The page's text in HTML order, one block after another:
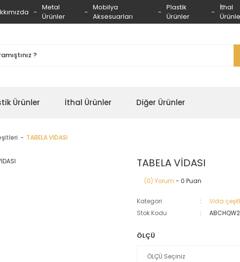
Metal
Ürünler
Mobilya
Aksesuarları
Plastik
Ürünler
İthal
Ürünler İthal Ürünler Diğer Ürünler
TABELA VİDASI
TABELA VİDASI
(0) Yorum - 0 Puan
Kategori
Vida
Stok Kodu
ÖLÇÜ